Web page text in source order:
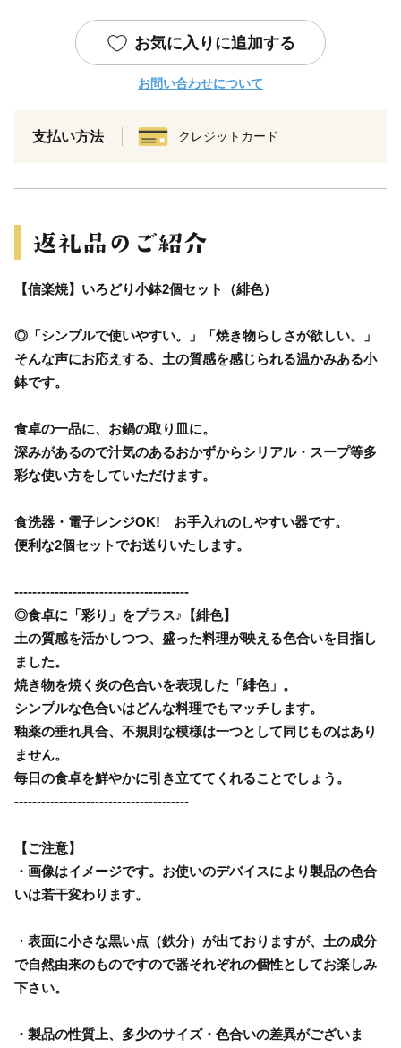
お気に入りに追加する
お問い合わせについて
支払い方法 クレジットカード
【信楽焼】いろどり小鉢2個セット（緋色）
◎「シンプルで使いやすい。」「焼き物らしさが欲しい。」
そんな声にお応えする、土の質感を感じられる温かみある小
鉢です。
食卓の一品に、お鍋の取り皿に。
深みがあるので汁気のあるおかずからシリアル・スープ等多
彩な使い方をしていただけます。
食洗器・電子レンジOK! お手入れのしやすい器です。
便利な2個セットでお送りいたします。
---------------------------------------
◎食卓に「彩り」をプラス♪【緋色】
土の質感を活かしつつ、盛った料理が映える色合いを目指し
ました。
焼き物を焼く炎の色合いを表現した「緋色」。
シンプルな色合いはどんな料理でもマッチします。
釉薬の垂れ具合、不規則な模様は一つとして同じものはあり
ません。
毎日の食卓を鮮やかに引き立ててくれることでしょう。
---------------------------------------
【ご注意】
・画像はイメージです。お使いのデバイスにより製品の色合
いは若干変わります。
・表面に小さな黒い点（鉄分）が出ておりますが、土の成分
で自然由来のものですので器それぞれの個性としてお楽しみ
下さい。
・製品の性質上、多少のサイズ・色合いの差異がございま